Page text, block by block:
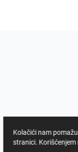
Kolačići nam
stranici. Korišćenjem